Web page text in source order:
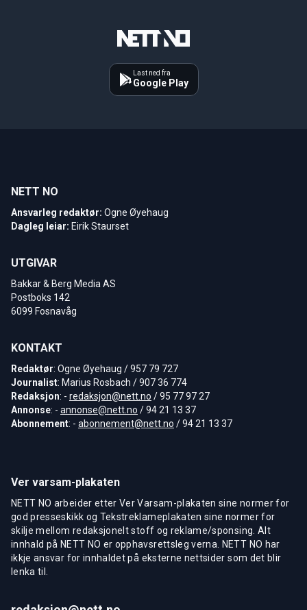
Last ned fra
Google Play
NETT NO
Ansvarleg redaktør: Ogne Øyehaug
Dagleg leiar: Eirik Staurset
UTGIVAR
Bakkar & Berg Media AS
Postboks 142
6099 Fosnavåg
KONTAKT
Redaktør: Ogne Øyehaug / 957 79 727
Journalist: Marius Rosbach / 907 36 774
Redaksjon: - redaksjon@nett.no / 95 77 97 27
Annonse: - annonse@nett.no / 94 21 13 37
Abonnement: - abonnement@nett.no / 94 21 13 37
Ver varsam-plakaten
NETT NO arbeider etter Ver Varsam-plakaten sine normer for
god presseskikk og Tekstreklameplakaten sine normer for
skilje mellom redaksjonelt stoff og reklame/sponsing. Alt
innhald på NETT NO er opphavsrettsleg verna. NETT NO har
ikkje ansvar for innhaldet på eksterne nettsider som det blir
lenka til.